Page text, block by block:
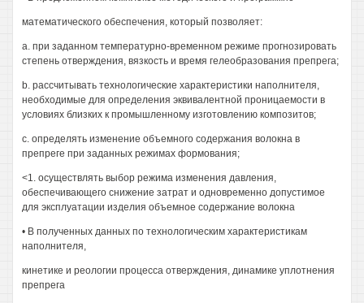
математического обеспечения, который позволяет:
a. при заданном температурно-временном режиме прогнозировать
степень отверждения, вязкость и время гелеобразования препрега;
b. рассчитывать технологические характеристики наполнителя,
необходимые для определения эквивалентной проницаемости в
условиях близких к промышленному изготовлению композитов;
c. определять изменение объемного содержания волокна в
препреге при заданных режимах формования;
<1. осуществлять выбор режима изменения давления,
обеспечивающего снижение затрат и одновременно допустимое
для эксплуатации изделия объемное содержание волокна
• В полученных данных по технологическим характеристикам
наполнителя,
кинетике и реологии процесса отверждения, динамике уплотнения
препрега